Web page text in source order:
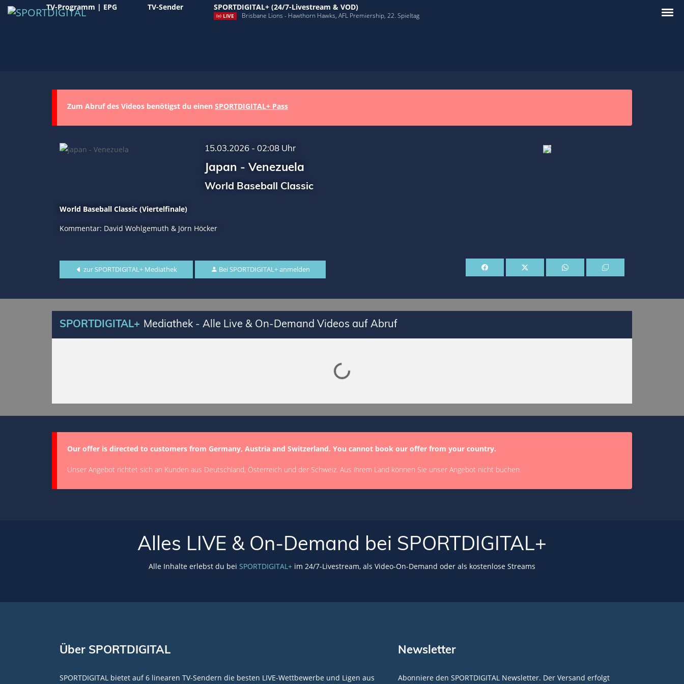
TV-Programm | EPG TV-Sender SPORTDIGITAL+ (24/7-Livestream & VOD)
LIVE Brisbane Lions - Hawthorn Hawks, AFL Premiership, 22. Spieltag
Zum Abruf des Videos benötigst du einen SPORTDIGITAL+ Pass
15.03.2026 - 02:08 Uhr
Japan - Venezuela
World Baseball Classic
World Baseball Classic (Viertelfinale)
Kommentar: David Wohlgemuth & Jörn Höcker
zur SPORTDIGITAL+ Mediathek Bei SPORTDIGITAL+ anmelden
SPORTDIGITAL+ Mediathek - Alle Live & On-Demand Videos auf Abruf
Lade SPORTDIGITAL+ Mediathek
Our offer is directed to customers from Germany, Austria and Switzerland. You cannot book our offer from your country.
Unser Angebot richtet sich an Kunden aus Deutschland, Österreich und der Schweiz. Aus ihrem Land können Sie unser Angebot nicht buchen.
Alles LIVE & On-Demand bei SPORTDIGITAL+
Alle Inhalte erlebst du bei SPORTDIGITAL+ im 24/7-Livestream, als Video-On-Demand oder als kostenlose Streams
Über SPORTDIGITAL
SPORTDIGITAL bietet auf 6 linearen TV-Sendern die besten LIVE-Wettbewerbe und Ligen aus
Newsletter
Abonniere den SPORTDIGITAL Newsletter. Der Versand erfolgt